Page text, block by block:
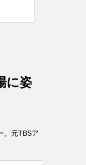
に姿
。元TBSア